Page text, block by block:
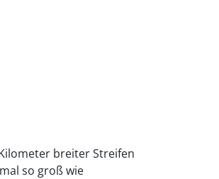
breiter Streifen
so groß wie